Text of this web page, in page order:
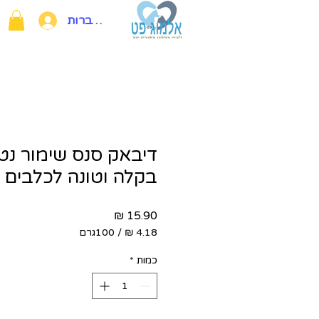
להתחברות
דיבאק סנס שימור
בקלה וטונה לכלבים Dibaq
/ 100גרם
לכל
100
כמות *